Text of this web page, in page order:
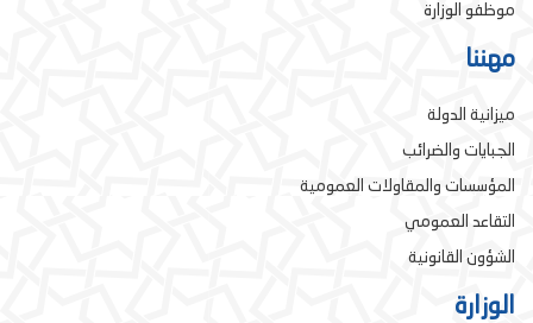
موظفو الوزارة
مهننا
ميزانية الدولة
الجبايات والضرائب
المؤسسات والمقاولات العمومية
التقاعد العمومي
الشؤون القانونية
الوزارة